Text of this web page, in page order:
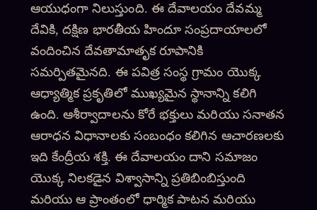
ఆయుధంగా నిలుస్తుంది. ఈ దేవాలయం దేవమ్మ
దేవికి, దక్షిణ భారతీయ హిందూ సంప్రదాయాలలో
వందించిన దేవతామాతృక రూపానికి
సమర్పితమైనది. ఈ పవిత్ర సంస్థ గ్రామం యొక్క
ఆధ్యాత్మిక ప్రకృతిలో ముఖ్యమైన స్థానాన్ని కలిగి
ఉంది. ఆశీర్వాదాలను కోరే భక్తులు మరియు సనాతన
ఆరాధన విధానాలకు సంబంధం కలిగిన ఆచారణలకు
ఇది కేంద్రీయ శక్తి. ఈ దేవాలయం దాని సమాజం
యొక్క నిలకడైన విశ్వాసాన్ని ప్రతిబింబిస్తుంది
మరియు ఆ ప్రాంతంలో ధార్మిక పాటన మరియు